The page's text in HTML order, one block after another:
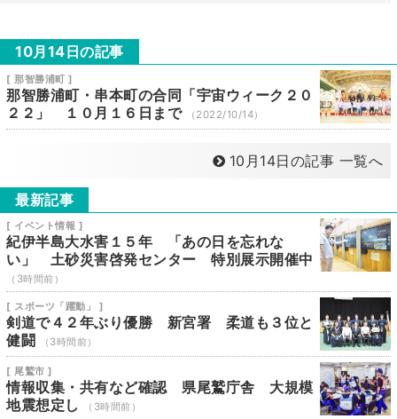
10月14日の記事
[ 那智勝浦町 ]
那智勝浦町・串本町の合同「宇宙ウィーク２０
２２」 １０月１６日まで
（2022/10/14）
10月14日の記事 一覧へ
最新記事
[ イベント情報 ]
紀伊半島大水害１５年 「あの日を忘れな
い」 土砂災害啓発センター 特別展示開催中
（3時間前）
[ スポーツ「躍動」 ]
剣道で４２年ぶり優勝 新宮署 柔道も３位と
健闘
（3時間前）
[ 尾鷲市 ]
情報収集・共有など確認 県尾鷲庁舎 大規模
地震想定し
（3時間前）